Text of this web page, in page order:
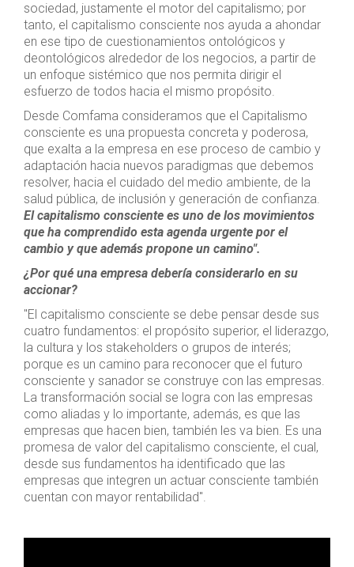
sociedad, justamente el motor del capitalismo; por
tanto, el capitalismo consciente nos ayuda a ahondar
en ese tipo de cuestionamientos ontológicos y
deontológicos alrededor de los negocios, a partir de
un enfoque sistémico que nos permita dirigir el
esfuerzo de todos hacia el mismo propósito.
Desde Comfama consideramos que el Capitalismo
consciente es una propuesta concreta y poderosa,
que exalta a la empresa en ese proceso de cambio y
adaptación hacia nuevos paradigmas que debemos
resolver, hacia el cuidado del medio ambiente, de la
salud pública, de inclusión y generación de confianza.
El capitalismo consciente es uno de los movimientos
que ha comprendido esta agenda urgente por el
cambio y que además propone un camino".
¿Por qué una empresa debería considerarlo en su
accionar?
"El capitalismo consciente se debe pensar desde sus
cuatro fundamentos: el propósito superior, el liderazgo,
la cultura y los stakeholders o grupos de interés;
porque es un camino para reconocer que el futuro
consciente y sanador se construye con las empresas.
La transformación social se logra con las empresas
como aliadas y lo importante, además, es que las
empresas que hacen bien, también les va bien. Es una
promesa de valor del capitalismo consciente, el cual,
desde sus fundamentos ha identificado que las
empresas que integren un actuar consciente también
cuentan con mayor rentabilidad".